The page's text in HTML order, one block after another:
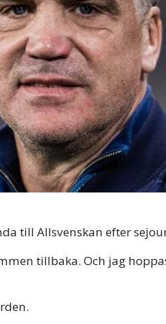
till Allsvenskan efter
tillbaka. Och jag